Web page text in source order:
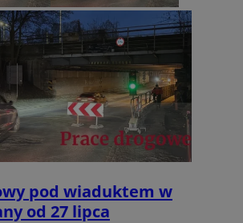
pod wiaduktem w
od 27 lipca